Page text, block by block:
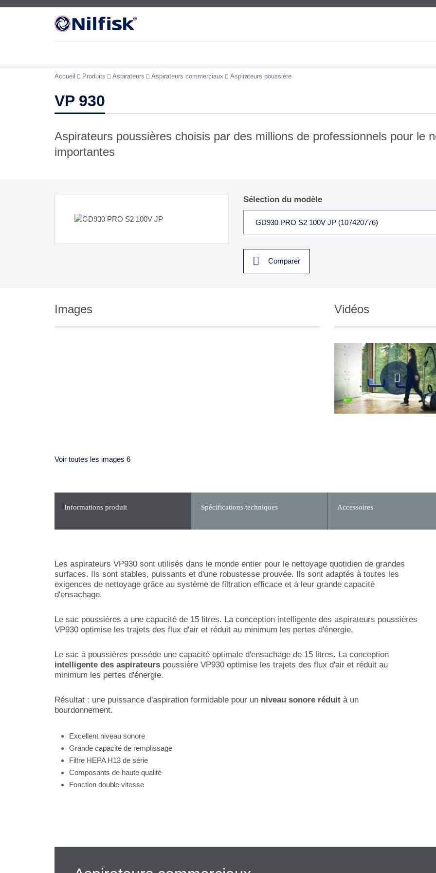
Accueil Produits Aspirateurs Aspirateurs commerciaux Aspirateurs poussière
VP 930
Aspirateurs poussières choisis par des millions de professionnels pour le
importantes
Sélection du modèle
Comparer
Images
Voir toutes les images 6
Vidéos

Informations produit Spécifications techniques Accessoires
Les aspirateurs VP930 sont utilisés dans le monde entier pour le nettoyage quotidien de grandes
surfaces. Ils sont stables, puissants et d'une robustesse prouvée. Ils sont adaptés à toutes les
exigences de nettoyage grâce au système de filtration efficace et à leur grande capacité
d'ensachage.
Le sac poussières a une capacité de 15 litres. La conception intelligente des aspirateurs poussières
VP930 optimise les trajets des flux d'air et réduit au minimum les pertes d'énergie.
Le sac à poussières posséde une capacité optimale d'ensachage de 15 litres. La conception
intelligente des aspirateurs poussière VP930 optimise les trajets des flux d'air et réduit au
minimum les pertes d'énergie.
Résultat : une puissance d'aspiration formidable pour un niveau sonore réduit à un
bourdonnement.
Excellent niveau sonore
Grande capacité de remplissage
Filtre HEPA H13 de série
Composants de haute qualité
Fonction double vitesse